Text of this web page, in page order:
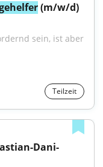
(m/w/d)
sein, ist aber
Teilzeit
Dani-